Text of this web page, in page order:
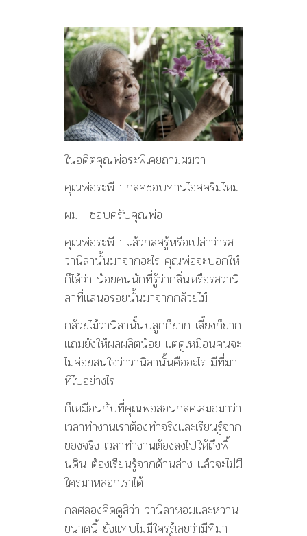
ก
ในอดีตคุณพ่อระพีเคยถามผมว่า
คุณพ่อระพี : กลศชอบทานไอศครีมไหม
ผม : ชอบครับคุณพ่อ
คุณพ่อระพี : แล้วกลศรู้หรือเปล่าว่ารส
วานิลานั้นมาจากอะไร คุณพ่อจะบอกให้
ก็ได้ว่า น้อยคนนักที่รู้ว่ากลิ่นหรือรสวานิ
ลาที่แสนอร่อยนั้นมาจากกล้วยไม้
กล้วยไม้วานิลานั้นปลูกก็ยาก เลี้ยงก็ยาก
แถมยังให้ผลผลิตน้อย แต่ดูเหมือนคนจะ
ไม่ค่อยสนใจว่าวานิลานั้นคืออะไร มีที่มา
ที่ไปอย่างไร
ก็เหมือนกับที่คุณพ่อสอนกลศเสมอมาว่า
เวลาทำงานเราต้องทำจริงและเรียนรู้จาก
ของจริง เวลาทำงานต้องลงไปให้ถึงพื้
นดิน ต้องเรียนรู้จากด้านล่าง แล้วจะไม่มี
ใครมาหลอกเราได้
กลศลองคิดดูสิว่า วานิลาหอมและหวาน
ขนาดนี้ ยังแทบไม่มีใครรู้เลยว่ามีที่มา